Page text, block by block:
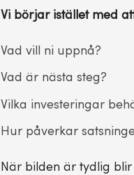
Vi börjar istället med
Vad vill ni uppnå?
Vad är nästa steg?
Vilka investeringar
Hur påverkar
När bilden är tydlig